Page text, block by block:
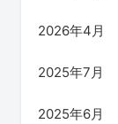
2026年4月
2025年7月
2025年6月